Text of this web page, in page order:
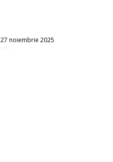
27 noiembrie 2025